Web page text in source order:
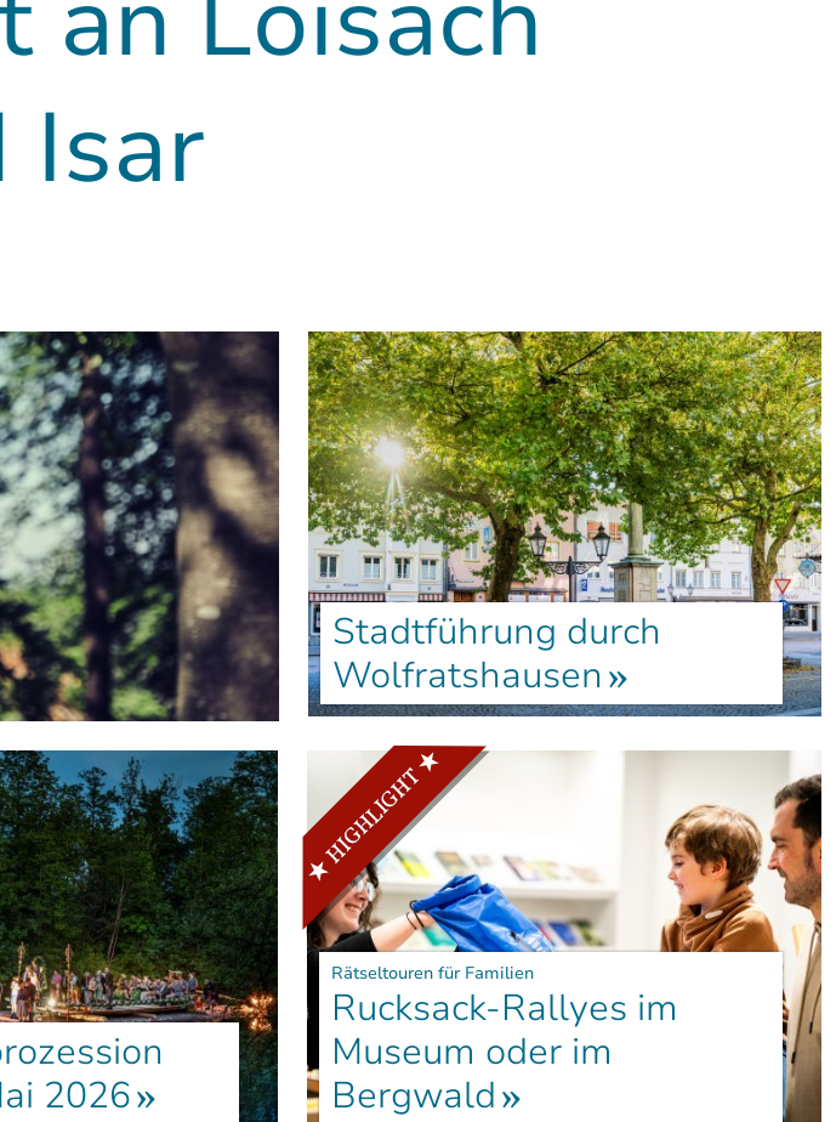
Isar
im
Land
Stadtführung durch
Wolfratshausen
2026
Rätseltouren für Familien
Rucksack-Rallyes im
Museum oder im
Bergwald